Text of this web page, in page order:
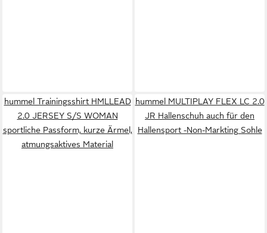
hummel Trainingsshirt HMLLEAD
2.0 JERSEY S/S WOMAN
sportliche Passform, kurze Ärmel,
atmungsaktives Material
hummel MULTIPLAY FLEX LC 2.0
JR Hallenschuh auch für den
Hallensport -Non-Markting Sohle